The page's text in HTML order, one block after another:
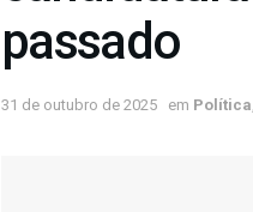
passado
31 de outubro de 2025 em Política